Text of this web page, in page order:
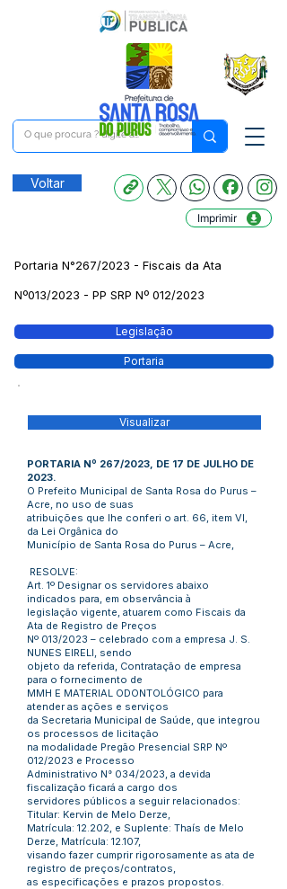
Voltar
Imprimir
Portaria N°267/2023 - Fiscais da Ata
Nº013/2023 - PP SRP Nº 012/2023
Legislação
Portaria
Visualizar
PORTARIA Nº 267/2023, DE 17 DE JULHO DE
2023.
O Prefeito Municipal de Santa Rosa do Purus –
Acre, no uso de suas
atribuições que lhe conferi o art. 66, item VI,
da Lei Orgânica do
Município de Santa Rosa do Purus – Acre,
RESOLVE:
Art. 1º Designar os servidores abaixo
indicados para, em observância à
legislação vigente, atuarem como Fiscais da
Ata de Registro de Preços
Nº 013/2023 – celebrado com a empresa J. S.
NUNES EIRELI, sendo
objeto da referida, Contratação de empresa
para o fornecimento de
MMH E MATERIAL ODONTOLÓGICO para
atender as ações e serviços
da Secretaria Municipal de Saúde, que integrou
os processos de licitação
na modalidade Pregão Presencial SRP Nº
012/2023 e Processo
Administrativo N° 034/2023, a devida
fiscalização ficará a cargo dos
servidores públicos a seguir relacionados:
Titular: Kervin de Melo Derze,
Matrícula: 12.202, e Suplente: Thaís de Melo
Derze, Matrícula: 12.107,
visando fazer cumprir rigorosamente as ata de
registro de preços/contratos,
as especificações e prazos propostos.